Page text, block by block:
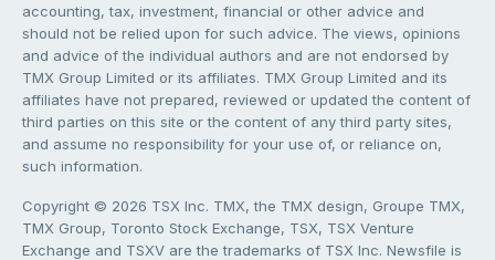
accounting, tax, investment, financial or other advice and
should not be relied upon for such advice. The views, opinions
and advice of the individual authors and are not endorsed by
TMX Group Limited or its affiliates. TMX Group Limited and its
affiliates have not prepared, reviewed or updated the content of
third parties on this site or the content of any third party sites,
and assume no responsibility for your use of, or reliance on,
such information.
Copyright © 2026 TSX Inc. TMX, the TMX design, Groupe TMX,
TMX Group, Toronto Stock Exchange, TSX, TSX Venture
Exchange and TSXV are the trademarks of TSX Inc. Newsfile is